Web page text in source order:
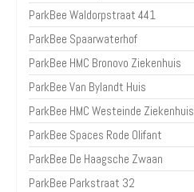
ParkBee Waldorpstraat 441
ParkBee Spaarwaterhof
ParkBee HMC Bronovo Ziekenhuis
ParkBee Van Bylandt Huis
ParkBee HMC Westeinde Ziekenhuis
ParkBee Spaces Rode Olifant
ParkBee De Haagsche Zwaan
ParkBee Parkstraat 32